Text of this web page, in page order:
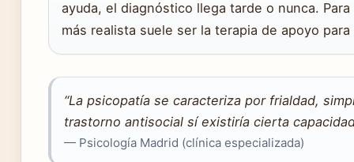
ayuda, el diagnóstico llega tarde o nunca.
más realista suele ser la terapia de apoyo
“La psicopatía se caracteriza por frialdad,
trastorno antisocial sí existiría cierta
— Psicología Madrid (clínica especializada)